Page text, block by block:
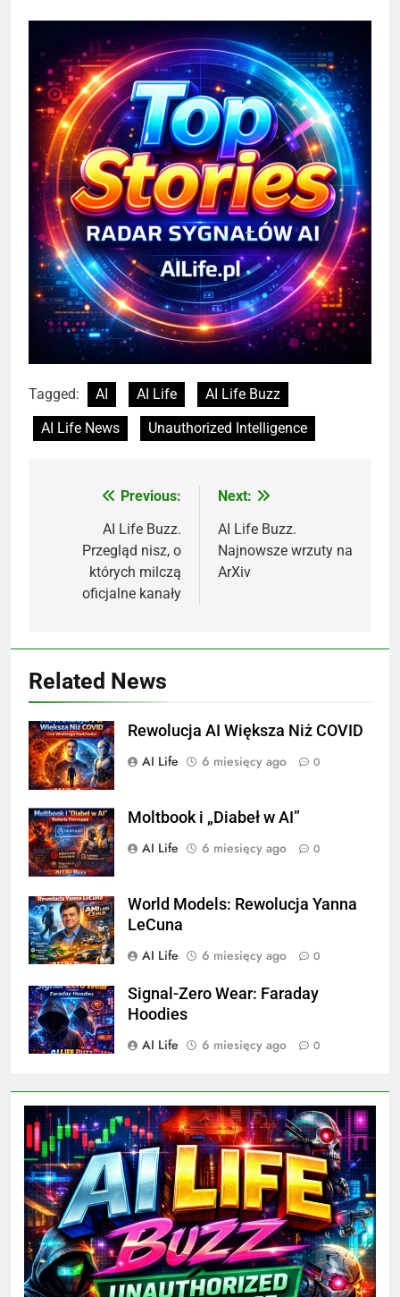
Tagged: AI AI Life
AI Life Buzz
AI Life News
Unauthorized Intelligence
NawigacjaPrevious:
AI Life Buzz.
Przegląd nisz, o
których milczą
oficjalne kanały
Next:
AI Life Buzz.
Najnowsze wrzuty na
ArXiv
Related News
Rewolucja AI Większa Niż COVID
AI Life
6 miesięcy ago 0
Moltbook i „Diabeł w AI”
AI Life
6 miesięcy ago 0
World Models: Rewolucja Yanna
LeCuna
AI Life
6 miesięcy ago 0
Signal-Zero Wear: Faraday
Hoodies
AI Life
6 miesięcy ago 0